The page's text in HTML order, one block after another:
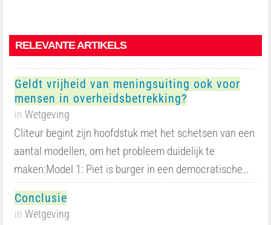
RELEVANTE ARTIKELS
Geldt vrijheid van meningsuiting ook voor
mensen in overheidsbetrekking?
in Wetgeving
Cliteur begint zijn hoofdstuk met het schetsen van een
aantal modellen, om het probleem duidelijk te
maken:Model 1: Piet is burger in een democratische…
Conclusie
in Wetgeving